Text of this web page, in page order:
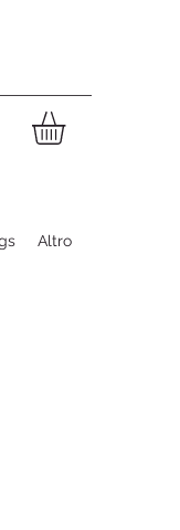
Altro